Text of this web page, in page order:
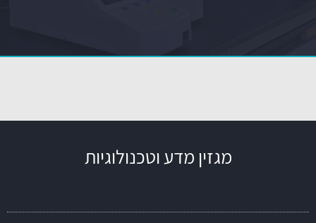
מגזין מדע וטכנולוגיות